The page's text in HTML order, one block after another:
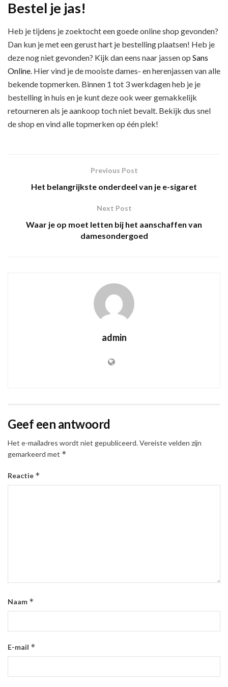
Bestel je jas!
Heb je tijdens je zoektocht een goede online shop gevonden?
Dan kun je met een gerust hart je bestelling plaatsen! Heb je
deze nog niet gevonden? Kijk dan eens naar jassen op Sans
Online. Hier vind je de mooiste dames- en herenjassen van alle
bekende topmerken. Binnen 1 tot 3 werkdagen heb je je
bestelling in huis en je kunt deze ook weer gemakkelijk
retourneren als je aankoop toch niet bevalt. Bekijk dus snel
de shop en vind alle topmerken op één plek!
Previous Post
Het belangrijkste onderdeel van je e-sigaret
Next Post
Waar je op moet letten bij het aanschaffen van
damesondergoed
admin
Geef een antwoord
Het e-mailadres wordt niet gepubliceerd.Vereiste velden zijn
gemarkeerd met *
Reactie *
Naam *
E-mail *